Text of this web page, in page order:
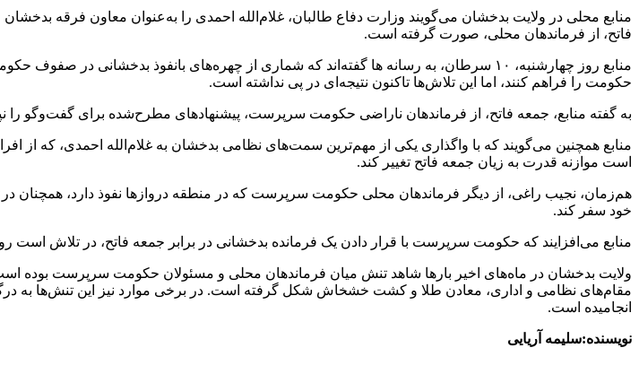
منابع محلی در ولایت بدخشان می‌گویند وزارت دفاع طالبان، غلام‌الله احمدی را به‌عنوان معاون فرقه
فاتح، از فرماندهان محلی، صورت گرفته است.
منابع روز چهارشنبه، ۱۰ سرطان، به رسانه ها گفته‌اند که شماری از چهره‌های بانفوذ
حکومت را فراهم کنند، اما این تلاش‌ها تاکنون نتیجه‌ای در پی نداشته است.
به گفته منابع، جمعه فاتح، از فرماندهان ناراضی حکومت سرپرست، پیشنهادهای مطرح‌شده برای گفت‌وگو
منابع همچنین می‌گویند که با واگذاری یکی از مهم‌ترین سمت‌های نظامی بدخشان به غلام‌الله احمدی، که
است موازنه قدرت به زیان جمعه فاتح تغییر کند.
هم‌زمان، نجیب راغی، از دیگر فرماندهان محلی حکومت سرپرست که در منطقه دروازها نفوذ دارد، همچنان در
خود سفر کند.
منابع می‌افزایند که حکومت سرپرست با قرار دادن یک فرمانده بدخشانی در برابر جمعه فاتح، در تلاش است
ولایت بدخشان در ماه‌های اخیر بارها شاهد تنش میان فرماندهان محلی و مسئولان حکومت سرپرست بوده است.
مقام‌های نظامی و اداری، معادن طلا و کشت خشخاش شکل گرفته است. در برخی موارد نیز این تنش‌ها به
انجامیده است.
نویسنده:سلیمه آریایی